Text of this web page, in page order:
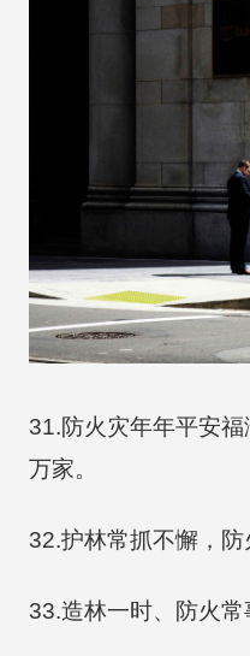
31.防火灾年年平安
万家。
32.护林常抓不懈，防
33.造林一时、防火常